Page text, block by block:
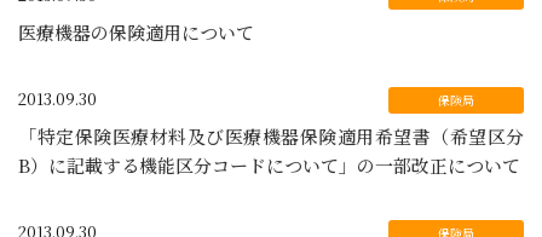
医療機器の保険適用について
2013.09.30
「特定保険医療材料及び医療機器保険適用希望書（希望区分
B）に記載する機能区分コードについて」の一部改正について
2013.09.30